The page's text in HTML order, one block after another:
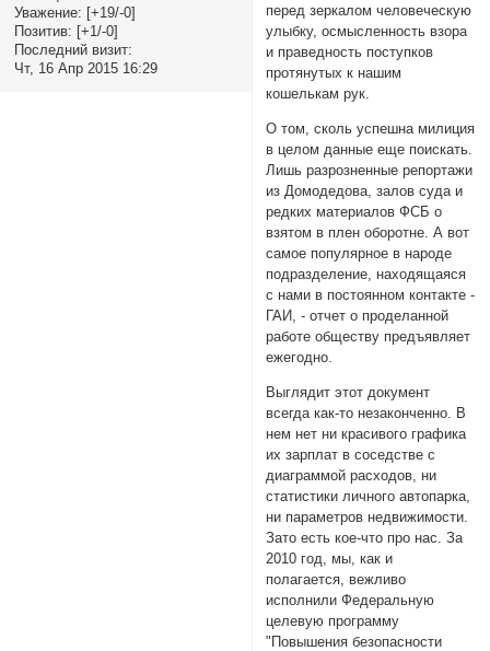
Уважение: [+19/-0]
Позитив: [+1/-0]
Последний визит:
Чт, 16 Апр 2015 16:29
перед зеркалом человеческую
улыбку, осмысленность взора
и праведность поступков
протянутых к нашим
кошелькам рук.
О том, сколь успешна милиция
в целом данные еще поискать.
Лишь разрозненные репортажи
из Домодедова, залов суда и
редких материалов ФСБ о
взятом в плен оборотне. А вот
самое популярное в народе
подразделение, находящаяся
с нами в постоянном контакте -
ГАИ, - отчет о проделанной
работе обществу предъявляет
ежегодно.
Выглядит этот документ
всегда как-то незаконченно. В
нем нет ни красивого графика
их зарплат в соседстве с
диаграммой расходов, ни
статистики личного автопарка,
ни параметров недвижимости.
Зато есть кое-что про нас. За
2010 год, мы, как и
полагается, вежливо
исполнили Федеральную
целевую программу
"Повышения безопасности